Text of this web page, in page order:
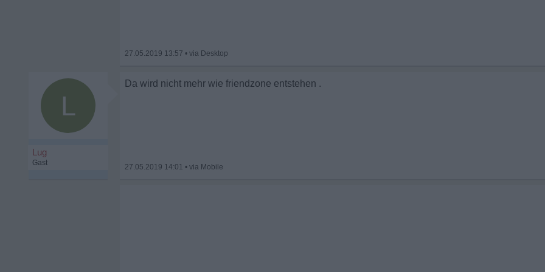
27.05.2019 13:57 •
L
Lug
Gast
Da wird nicht mehr wie friendzone entstehen .
27.05.2019 14:01 •